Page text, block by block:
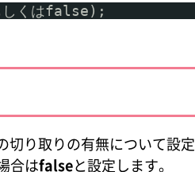
くはfalse);
り取りの有無について設定
合はfalseと設定します。